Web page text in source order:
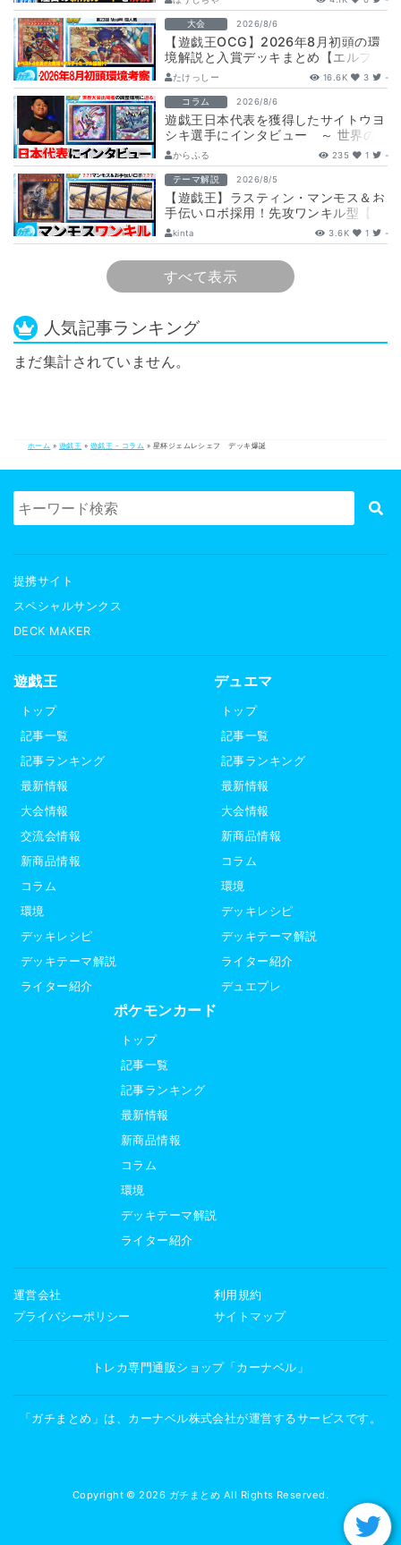
大会 2026/8/6
【遊戯王OCG】2026年8月初頭の環
境解説と入賞デッキまとめ【エルフェ
ンノーツ/トゥーン/キラーチューン/
ウ…
たけっしー 16.6K 3 -
コラム 2026/8/6
遊戯王日本代表を獲得したサイトウヨ
シキ選手にインタビュー ～ 世界の
舞台へ挑む、サイトウ選手の軌跡と決
意 ～
からふる 235 1 -
テーマ解説 2026/8/5
【遊戯王】ラスティン・マンモス＆お
手伝いロボ採用！先攻ワンキル型【列
車】デッキ解説と展開
kinta 3.6K 1 -
すべて表示
人気記事ランキング
まだ集計されていません。
ホーム » 遊戯王 » 遊戯王 - コラム » 星杯ジェムレシェフ デッキ爆誕
提携サイト
スペシャルサンクス
DECK MAKER
遊戯王
トップ
記事一覧
記事ランキング
最新情報
大会情報
交流会情報
新商品情報
コラム
環境
デッキレシピ
デッキテーマ解説
ライター紹介
デュエマ
トップ
記事一覧
記事ランキング
最新情報
大会情報
新商品情報
コラム
環境
デッキレシピ
デッキテーマ解説
ライター紹介
デュエプレ
ポケモンカード
トップ
記事一覧
記事ランキング
最新情報
新商品情報
コラム
環境
デッキテーマ解説
ライター紹介
運営会社
利用規約
プライバシーポリシー
サイトマップ
トレカ専門通販ショップ「カーナベル」
「ガチまとめ」は、カーナベル株式会社が運営するサービスです。
Copyright © 2026 ガチまとめ All Rights Reserved.